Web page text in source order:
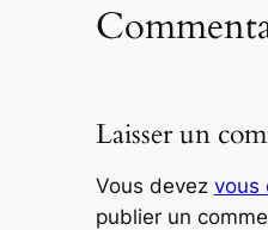
Laisser un
Vous devez vous
publier un